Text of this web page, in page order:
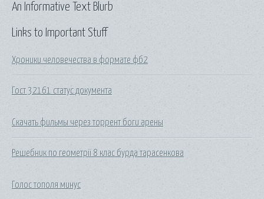
Links to Important Stuff
Хроники человечества в формате фб2
Гост 32161 статус документа
Скачать фильмы через торрент боги арены
Решебник по геометрії 8 клас бурда тарасенкова
Голос тополя минус
An Informative Text Blurb